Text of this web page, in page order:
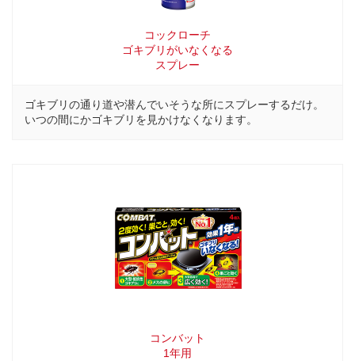
コックローチ
ゴキブリがいなくなる
スプレー
ゴキブリの通り道や潜んでいそうな所にスプレーするだけ。
いつの間にかゴキブリを見かけなくなります。
コンバット
1年用